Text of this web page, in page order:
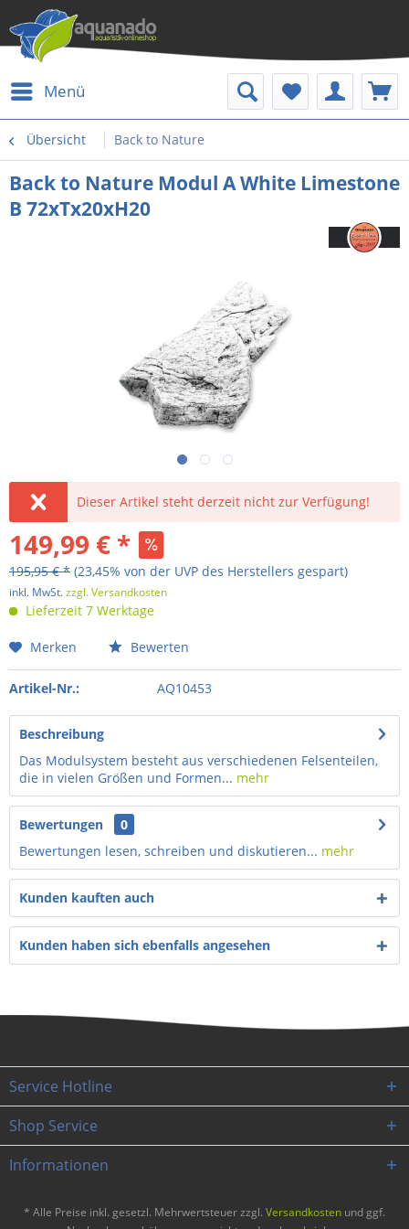
Menü
Übersicht Back to Nature
Back to Nature Modul A White Limestone
B 72xTx20xH20
Dieser Artikel steht derzeit nicht zur Verfügung!
149,99 € *
195,95 € * (23,45% von der UVP des Herstellers gespart)
inkl. MwSt.zzgl. Versandkosten
Lieferzeit 7 Werktage
Merken Bewerten
Artikel-Nr.: AQ10453
Beschreibung
Das Modulsystem besteht aus verschiedenen Felsenteilen,
die in vielen Größen und Formen... mehr
Bewertungen
0
Bewertungen lesen, schreiben und diskutieren... mehr
Kunden kauften auch
Kunden haben sich ebenfalls angesehen
Service Hotline
Shop Service
Informationen
* Alle Preise inkl. gesetzl. Mehrwertsteuer zzgl. Versandkosten und ggf.